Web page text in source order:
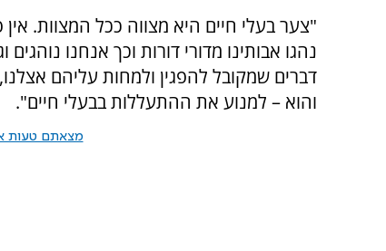
"צער בעלי חיים היא מצווה ככל המצוות.
נהגו אבותינו מדורי דורות וכך אנחנו
דברים שמקובל להפגין ולמחות עליהם
והוא – למנוע את ההתעללות בבעלי חיים".
מצאתם טעות